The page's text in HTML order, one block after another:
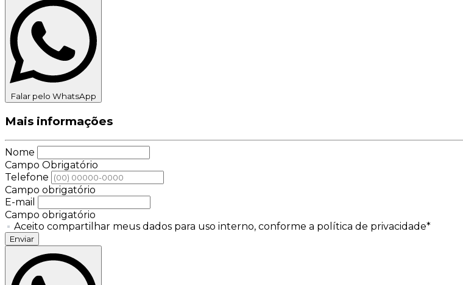
Falar pelo WhatsApp
Mais informações
Nome
Campo Obrigatório
Telefone
Campo obrigatório
E-mail
Campo obrigatório
Aceito compartilhar meus dados para uso interno, conforme a política de privacidade*
Enviar